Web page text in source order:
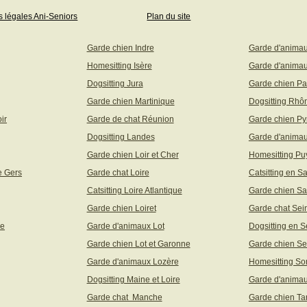
légales Ani-Seniors Plan du site
Garde chien Indre
Garde
Homesitting Isère
Garde
Dogsitting Jura
Garde chien
Garde chien Martinique
Dogsitting
Garde de chat Réunion
Garde chien
Dogsitting Landes
Garde
Garde chien Loir et Cher
Homesitting
Gers
Garde chat Loire
Catsitting en
Catsitting Loire Atlantique
Garde chien
Garde chien Loiret
Garde chat
Garde d'animaux Lot
Dogsitting en
Garde chien Lot et Garonne
Garde chien
Garde d'animaux Lozère
Homesitting
Dogsitting Maine et Loire
Garde
Garde chat Manche
Garde chien